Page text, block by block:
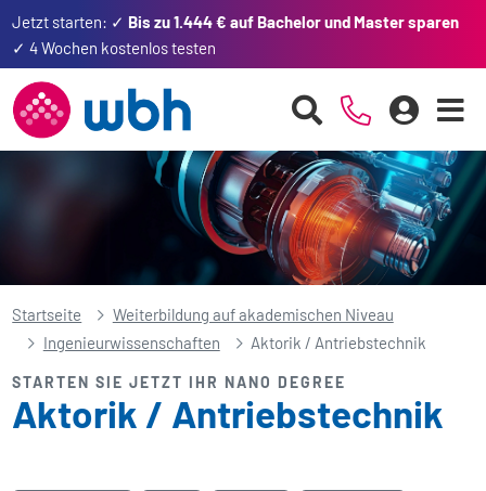
Jetzt starten: ✓ Bis zu 1.444 € auf Bachelor und Master sparen
✓ 4 Wochen kostenlos testen
Startseite
Weiterbildung auf akademischen Niveau
Ingenieur­wissenschaften
Aktorik / Antriebs­technik
STARTEN SIE JETZT IHR NANO DEGREE
Aktorik / Antriebs­technik